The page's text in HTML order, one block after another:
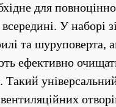
для
У наборі
та шуруповерта,
ефективно